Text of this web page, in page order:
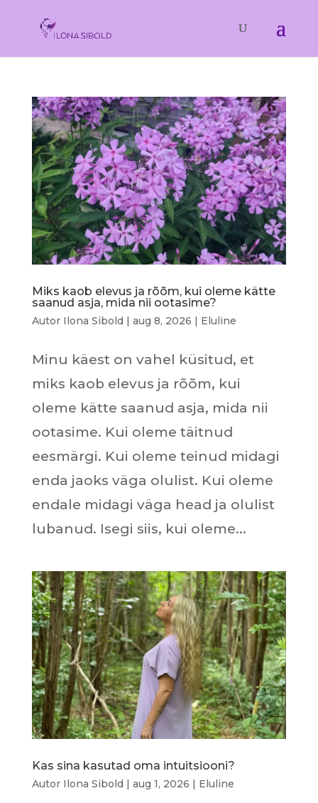
Miks kaob elevus ja rõõm, kui oleme kätte
saanud asja, mida nii ootasime?
Autor Ilona Sibold | aug 8, 2026 | Eluline
Minu käest on vahel küsitud, et
miks kaob elevus ja rõõm, kui
oleme kätte saanud asja, mida nii
ootasime. Kui oleme täitnud
eesmärgi. Kui oleme teinud midagi
enda jaoks väga olulist. Kui oleme
endale midagi väga head ja olulist
lubanud. Isegi siis, kui oleme...
Kas sina kasutad oma intuitsiooni?
Autor Ilona Sibold | aug 1, 2026 | Eluline